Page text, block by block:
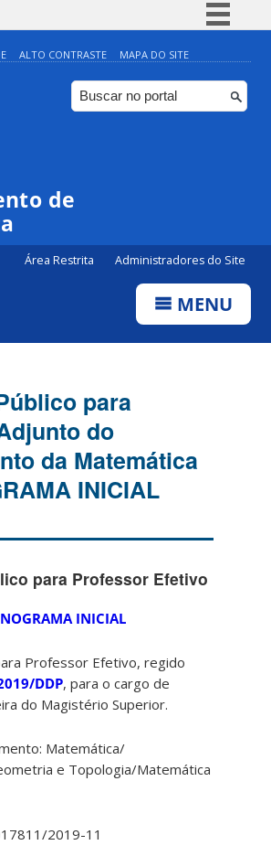
Simplifique!
Comunica BR
Participe
ALTO CONTRASTE MAPA DO SITE
de
Área Restrita Administradores do Site
MENU
para
do
da Matemática
INICIAL
para Professor Efetivo
INICIAL
Professor Efetivo, regido
DDP, para o cargo de
do Magistério Superior.
Matemática/
e Topologia/Matemática
2019-11